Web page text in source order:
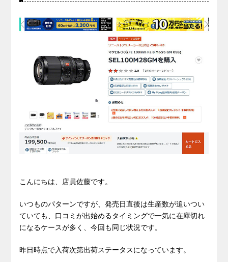
こんにちは、店員佐藤です。
いつものパターンですが、発売日直後は生産数が追いつい
ていても、口コミが出始めるタイミングで一気に在庫切れ
になるケースが多く、今回も同じ状況です。
昨日時点で入荷次第出荷ステータスになっています。